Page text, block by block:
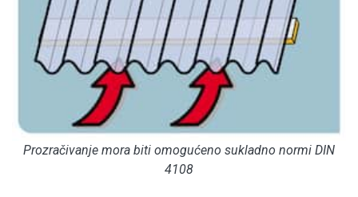
Prozračivanje mora biti omogućeno sukladno normi DIN
4108